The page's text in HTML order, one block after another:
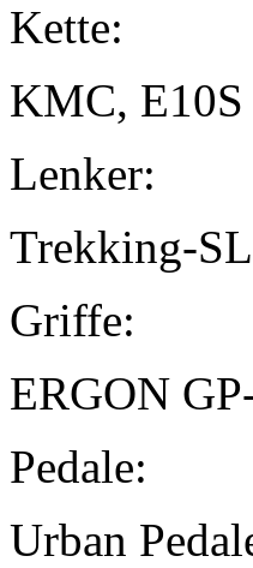
Kette:
KMC, E10S
Lenker:
Trekking-
Griffe:
ERGON
Pedale:
Urban